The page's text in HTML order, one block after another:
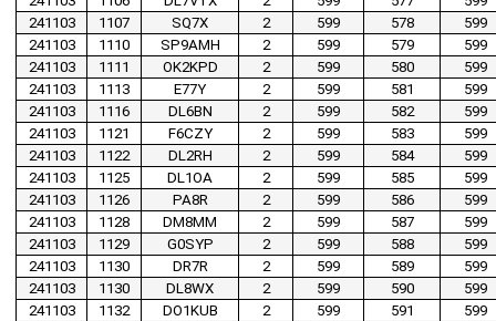
241103
1107 SQ7X 2 599 578
599
241103
1110 SP9AMH 2 599 579
599
241103
1111 OK2KPD 2 599 580
599
241103
1113 E77Y 2 599 581
599
241103
1116 DL6BN 2 599 582
599
241103
1121 F6CZY 2 599 583
599
241103
1122 DL2RH 2 599 584
599
241103
1125 DL1OA 2 599 585
599
241103
1126 PA8R 2 599 586
599
241103
1128 DM8MM 2 599 587
599
241103
1129 G0SYP 2 599 588
599
241103
1130 DR7R 2 599 589
599
241103
1130 DL8WX 2 599 590
599
241103
1132 DO1KUB 2 599 591
599